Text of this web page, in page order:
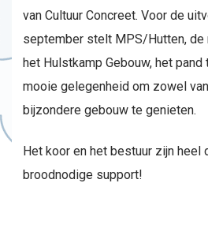
van Cultuur Concreet. Voor de
september stelt MPS/Hutten, de
het Hulstkamp Gebouw, het
mooie gelegenheid om zowel
bijzondere gebouw te genieten.
Het koor en het bestuur zijn heel
broodnodige support!